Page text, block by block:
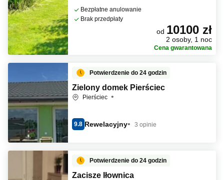
Bezpłatne anulowanie
Brak przedpłaty
od 10100 zł
2 osoby, 1 noc
Cena gwarantowana
Potwierdzenie do 24 godzin
Zielony domek Pierściec
Pierściec
9.8 Rewelacyjny 3 opinie
Potwierdzenie do 24 godzin
Zacisze Iłownica